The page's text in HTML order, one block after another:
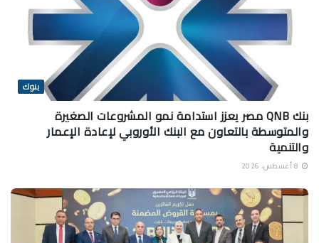
بنوك
بنك QNB مصر يعزز استدامة نمو المشروعات الصغيرة
والمتوسطة بالتعاون مع البنك الأوروبي لإعادة الإعمار
والتنمية